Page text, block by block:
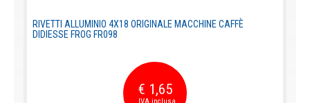
RIVETTI ALLUMINIO 4X18 ORIGINALE MACCHINE CAFFÈ
DIDIESSE FROG FR098
€ 1,65